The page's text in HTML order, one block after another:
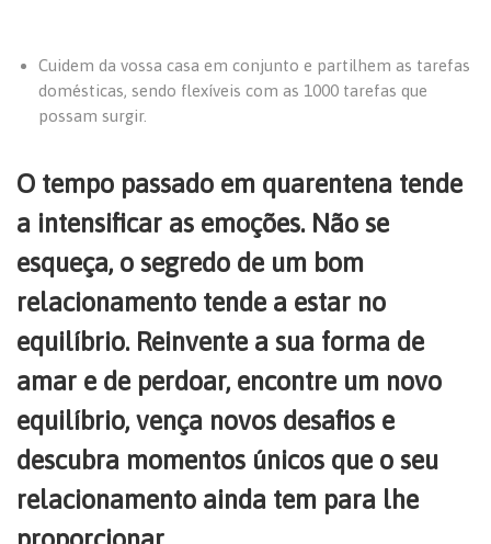
Cuidem da vossa casa em conjunto e partilhem as tarefas
domésticas, sendo flexíveis com as 1000 tarefas que
possam surgir.
O tempo passado em quarentena tende
a intensificar as emoções. Não se
esqueça, o segredo de um bom
relacionamento tende a estar no
equilíbrio. Reinvente a sua forma de
amar e de perdoar, encontre um novo
equilíbrio, vença novos desafios e
descubra momentos únicos que o seu
relacionamento ainda tem para lhe